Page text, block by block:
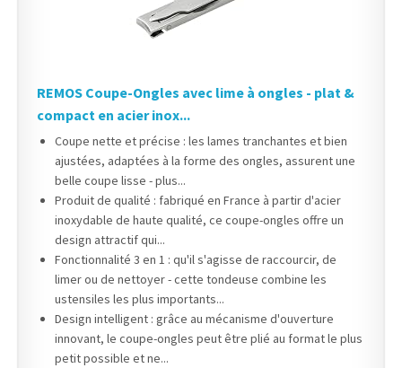
REMOS Coupe-Ongles avec lime à ongles - plat &
compact en acier inox...
Coupe nette et précise : les lames tranchantes et bien
ajustées, adaptées à la forme des ongles, assurent une
belle coupe lisse - plus...
Produit de qualité : fabriqué en France à partir d'acier
inoxydable de haute qualité, ce coupe-ongles offre un
design attractif qui...
Fonctionnalité 3 en 1 : qu'il s'agisse de raccourcir, de
limer ou de nettoyer - cette tondeuse combine les
ustensiles les plus importants...
Design intelligent : grâce au mécanisme d'ouverture
innovant, le coupe-ongles peut être plié au format le plus
petit possible et ne...